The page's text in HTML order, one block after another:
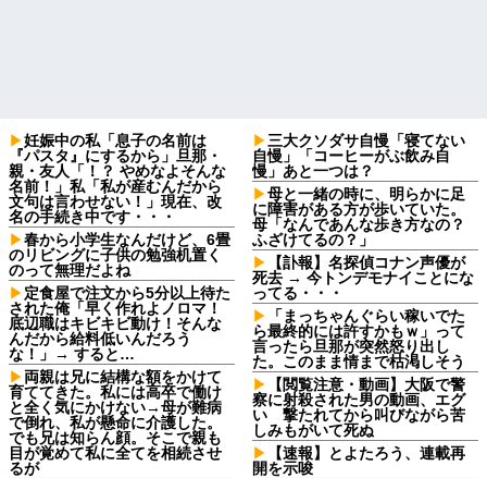
妊娠中の私「息子の名前は
『パスタ』にするから」旦那・
親・友人「！？ やめなよそんな
名前！」私「私が産むんだから
文句は言わせない！」現在、改
名の手続き中です・・・
春から小学生なんだけど、6畳
のリビングに子供の勉強机置く
のって無理だよね
定食屋で注文から5分以上待た
された俺「早く作れよノロマ！
底辺職はキビキビ動け！そんな
んだから給料低いんだろう
な！」→ すると…
両親は兄に結構な額をかけて
育ててきた。私には高卒で働け
と全く気にかけない→母が難病
で倒れ、私が懸命に介護した。
でも兄は知らん顔。そこで親も
目が覚めて私に全てを相続させ
るが
三大クソダサ自慢「寝てない
自慢」「コーヒーがぶ飲み自
慢」あと一つは？
母と一緒の時に、明らかに足
に障害がある方が歩いていた。
母「なんであんな歩き方なの？
ふざけてるの？」
【訃報】名探偵コナン声優が
死去 → 今トンデモナイことにな
ってる・・・
「まっちゃんぐらい稼いでた
ら最終的には許すかもｗ」って
言ったら旦那が突然怒り出し
た。このまま情まで枯渇しそう
【閲覧注意・動画】大阪で警
察に射殺された男の動画、エグ
い 撃たれてから叫びながら苦
しみもがいて死ぬ
【速報】とよたろう、連載再
開を示唆